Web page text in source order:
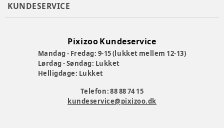
KUNDESERVICE
Pixizoo Kundeservice
Mandag - Fredag: 9-15 (lukket mellem 12-13)
Lørdag - Søndag: Lukket
Helligdage: Lukket
Telefon: 88 88 74 15
kundeservice@pixizoo.dk